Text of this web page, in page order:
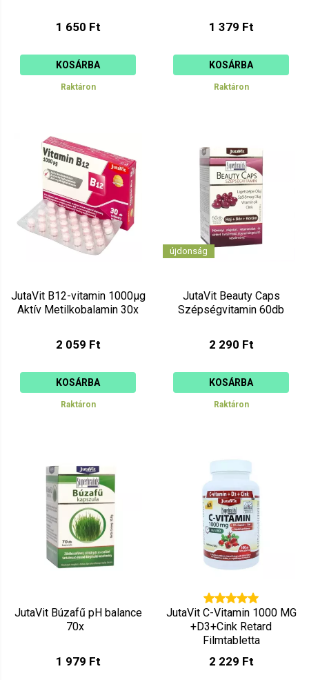
1 650 Ft
KOSÁRBA
Raktáron
1 379 Ft
KOSÁRBA
Raktáron
JutaVit B12-vitamin 1000µg
Aktív Metilkobalamin 30x
2 059 Ft
KOSÁRBA
Raktáron
újdonság
JutaVit Beauty Caps
Szépségvitamin 60db
2 290 Ft
KOSÁRBA
Raktáron
JutaVit Búzafű pH balance
70x
1 979 Ft
JutaVit C-Vitamin 1000 MG
+D3+Cink Retard
Filmtabletta
Csipkebogyóval 100db
2 229 Ft